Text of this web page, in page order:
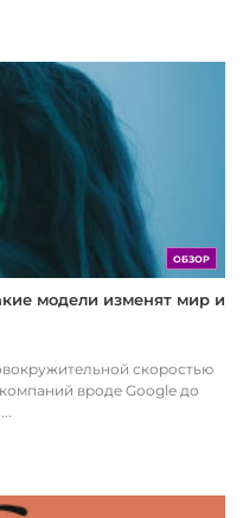
ОБЗОР
модели изменят мир и
скоростью
вроде Google до